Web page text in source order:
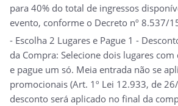
para 40% do total de ingressos
evento, conforme o Decreto nº 8.537/
- Escolha 2 Lugares e Pague 1 -
da Compra: Selecione dois lugares
e pague um só. Meia entrada não se
promocionais (Art. 1º Lei 12.933, de
desconto será aplicado no final da